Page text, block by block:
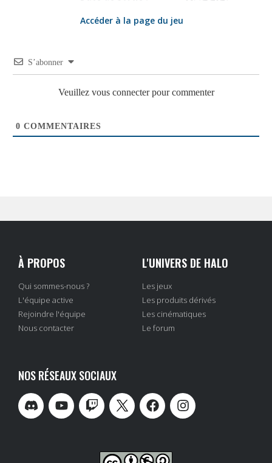
Accéder à la page du jeu
S’abonner
Veuillez vous connecter pour commenter
0 COMMENTAIRES
À PROPOS
Qui sommes-nous ?
L'équipe active
Rejoindre l'équipe
Nous contacter
L'UNIVERS DE HALO
Les jeux
Les produits dérivés
Les cinématiques
Le forum
NOS RÉSEAUX SOCIAUX